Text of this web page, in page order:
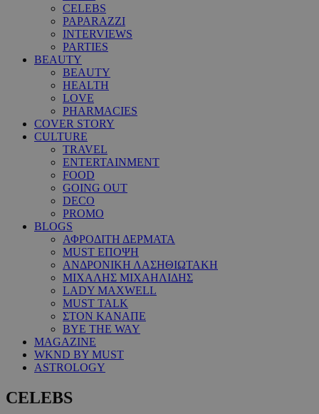
CELEBS
PAPARAZZI
INTERVIEWS
PARTIES
BEAUTY
BEAUTY
HEALTH
LOVE
PHARMACIES
COVER STORY
CULTURE
TRAVEL
ENTERTAINMENT
FOOD
GOING OUT
DECO
PROMO
BLOGS
ΑΦΡΟΔΙΤΗ ΔΕΡΜΑΤΑ
MUST ΕΠΟΨΗ
ΑΝΔΡΟΝΙΚΗ ΛΑΣΗΘΙΩΤΑΚΗ
ΜΙΧΑΛΗΣ ΜΙΧΑΗΛΙΔΗΣ
LADY MAXWELL
MUST TALK
ΣΤΟΝ ΚΑΝΑΠΕ
BYE THE WAY
MAGAZINE
WKND BY MUST
ASTROLOGY
CELEBS